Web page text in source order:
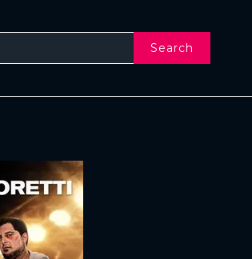
Search